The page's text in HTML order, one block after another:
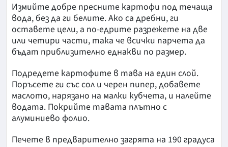
Измийте добре пресните картофи под течаща
вода, без да ги белите. Ако са дребни, ги
оставете цели, а по-едрите разрежете на две
или четири части, така че всички парчета да
бъдат приблизително еднакви по размер.
Подредете картофите в тава на един слой.
Поръсете ги със сол и черен пипер, добавете
маслото, нарязано на малки кубчета, и налейте
водата. Покрийте тавата плътно с
алуминиево фолио.
Печете в предварително загрята на 190 градуса